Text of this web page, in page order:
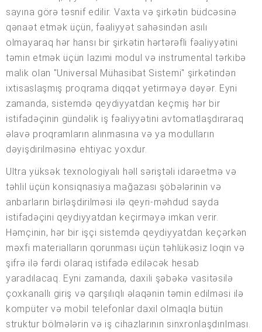
sayına görə təsnif edilir. Vaxta və şirkətin büdcəsinə
qənaət etmək üçün, fəaliyyət sahəsindən asılı
olmayaraq hər hansı bir şirkətin hərtərəfli fəaliyyətini
təmin etmək üçün lazımi modul və instrumental tərkibə
malik olan "Universal Mühasibat Sistemi" şirkətindən
ixtisaslaşmış proqrama diqqət yetirməyə dəyər. Eyni
zamanda, sistemdə qeydiyyatdan keçmiş hər bir
istifadəçinin gündəlik iş fəaliyyətini avtomatlaşdıraraq
əlavə proqramların alınmasına və ya modulların
dəyişdirilməsinə ehtiyac yoxdur.
Ultra yüksək texnologiyalı həll səriştəli idarəetmə və
təhlil üçün konsiqnasiya mağazası şöbələrinin və
anbarların birləşdirilməsi ilə qeyri-məhdud sayda
istifadəçini qeydiyyatdan keçirməyə imkan verir.
Həmçinin, hər bir işçi sistemdə qeydiyyatdan keçərkən
məxfi materialların qorunması üçün təhlükəsiz loqin və
şifrə ilə fərdi olaraq istifadə ediləcək hesab
yaradılacaq. Eyni zamanda, daxili şəbəkə vasitəsilə
çoxkanallı giriş və qarşılıqlı əlaqənin təmin edilməsi ilə
kompüter və mobil telefonlar daxil olmaqla bütün
struktur bölmələrin və iş cihazlarının sinxronlaşdırılması.